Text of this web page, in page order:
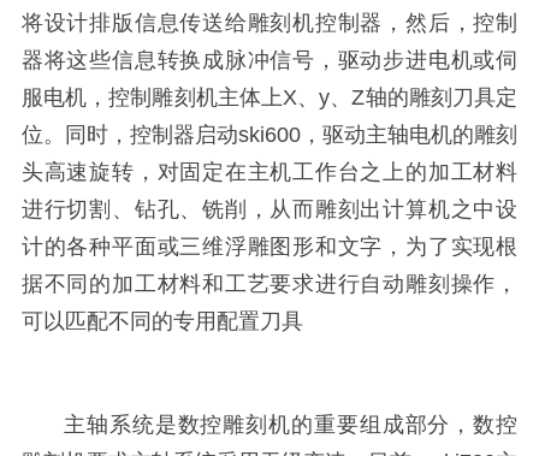
将设计排版信息传送给雕刻机控制器，然后，控制
器将这些信息转换成脉冲信号，驱动步进电机或伺
服电机，控制雕刻机主体上X、y、Z轴的雕刻刀具定
位。同时，控制器启动ski600，驱动主轴电机的雕刻
头高速旋转，对固定在主机工作台之上的加工材料
进行切割、钻孔、铣削，从而雕刻出计算机之中设
计的各种平面或三维浮雕图形和文字，为了实现根
据不同的加工材料和工艺要求进行自动雕刻操作，
可以匹配不同的专用配置刀具
主轴系统是数控雕刻机的重要组成部分，数控